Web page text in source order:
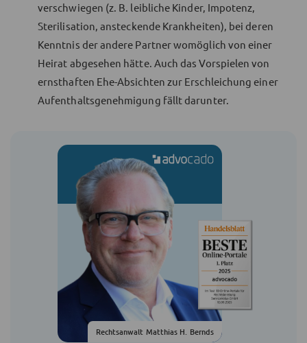
verschwiegen (z. B. leibliche Kinder, Impotenz,
Sterilisation, ansteckende Krankheiten), bei deren
Kenntnis der andere Partner womöglich von einer
Heirat abgesehen hätte. Auch das Vorspielen von
ernsthaften Ehe-Absichten zur Erschleichung einer
Aufenthaltsgenehmigung fällt darunter.
Rechtsanwalt Matthias H. Bernds